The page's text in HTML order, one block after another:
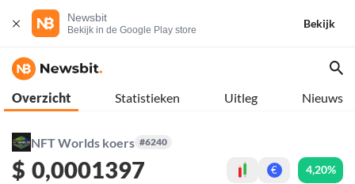
Newsbit
Bekijk in de Google Play store
Bekijk
Overzicht Statistieken Uitleg Nieuws
NFT Worlds koers #6240
$ 0,0001397 € 4,20%